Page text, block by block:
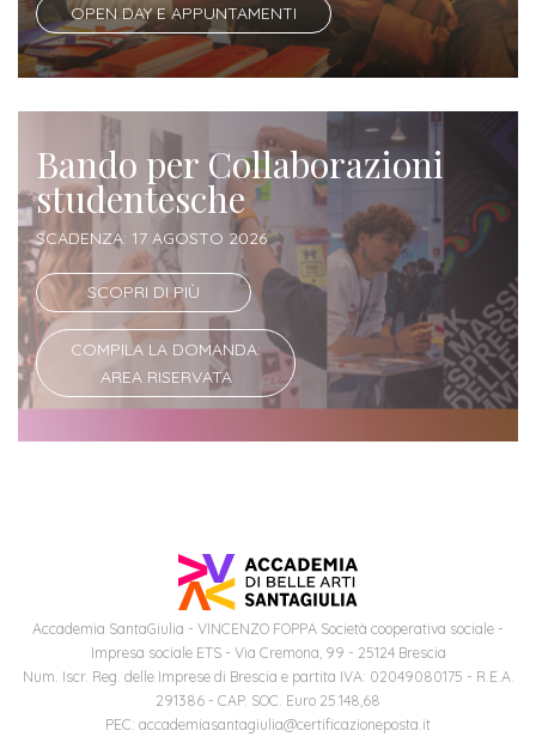
ORIENTAMENTO
Sbocchi
professionali
Richiedi
Informazioni
Iscriviti
alla
Newsletter
OPEN DAY E APPUNTAMENTI
Bando per Collaborazioni
studentesche
SCADENZA: 17 AGOSTO 2026
SCOPRI DI PIÙ
COMPILA LA DOMANDA:
AREA RISERVATA
Accademia SantaGiulia - VINCENZO FOPPA Società cooperativa sociale -
Impresa sociale ETS - Via Cremona, 99 - 25124 Brescia
Num. Iscr. Reg. delle Imprese di Brescia e partita IVA: 02049080175 - R.E.A.
291386 - CAP. SOC. Euro 25.148,68
PEC: accademiasantagiulia@certificazioneposta.it